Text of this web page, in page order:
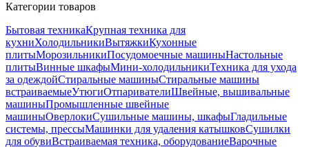
Категории товаров
Бытовая техникаКрупная техника для
кухниХолодильникиВытяжкиКухонные
плитыМорозильникиПосудомоечные машиныНастольные
плитыВинные шкафыМини-холодильникиТехника для ухода
за одеждойСтиральные машиныСтиральные машины
встраиваемыеУтюгиОтпаривателиШвейные, вышивальные
машиныПромышленные швейные
машиныОверлокиСушильные машины, шкафыГладильные
системы, прессыМашинки для удаления катышковСушилки
для обувиВстраиваемая техника, оборудованиеВарочные